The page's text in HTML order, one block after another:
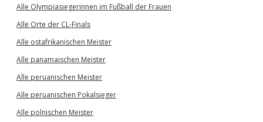
Alle Olympiasiegerinnen im Fußball der Frauen
Alle Orte der CL-Finals
Alle ostafrikanischen Meister
Alle panamaischen Meister
Alle peruanischen Meister
Alle peruanischen Pokalsieger
Alle polnischen Meister